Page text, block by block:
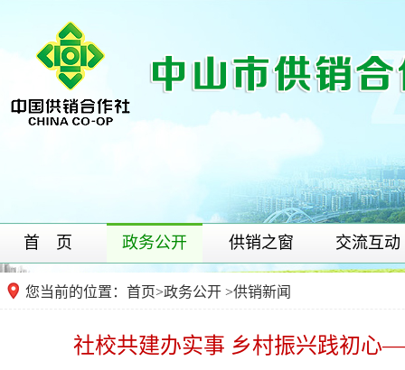
首 页 政务公开 供销之窗 交流互动
您当前的位置： 首页>政务公开 >供销新闻
社校共建办实事 乡村振兴践初心